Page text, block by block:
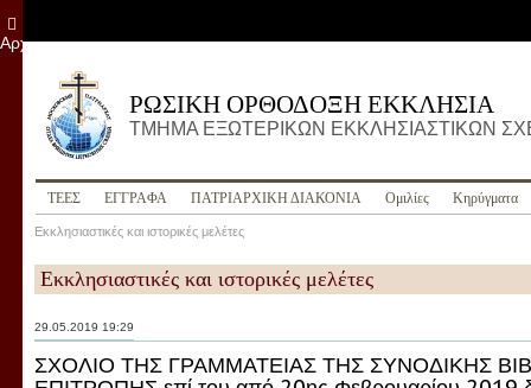
ΡΩΣΙΚΗ ΟΡΘΟΔΟΞΗ ΕΚΚΛΗΣΙΑ
ΤΜΗΜΑ ΕΞΩΤΕΡΙΚΩΝ ΕΚΚΛΗΣΙΑΣΤΙΚΩΝ
ΤΕΕΣ ΕΓΓΡΑΦΑ ПΑΤΡΙΑΡΧΙΚΗ ΔΙΑΚΟΝΙΑ Ομιλίες Κηρύγματα
Εκκλησιαστικές και ιστορικές μελέτες
Εκκλησιαστικές και ιστορικές μελέτες
29.05.2019 19:29
ΣΧΟΛΙΟ ΤΗΣ ΓΡΑΜΜΑΤΕΙΑΣ ΤΗΣ ΣΥΝΟΔΙΚΗΣ
Αρχείο